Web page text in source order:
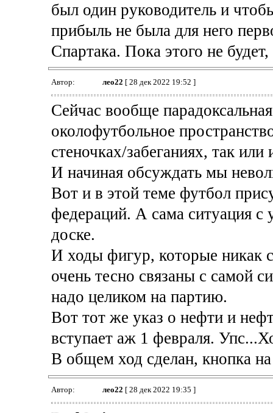
был один руководитель и
прибыль не была для него
Спартака. Пока этого не
Автор: лео22 [ 28 дек 2022 19:52 ]
Сейчас вообще
околофутбольное
стеночках/забеганиях, так
И начиная обсуждать мы
Вот и в этой теме футбол
федераций. А сама ситуация с
доске.
И ходы фигур, которые никак
очень тесно связаны с самой
надо целиком на партию.
Вот тот же указ о нефти и
вступает аж 1 февраля.
В общем ход сделан, кнопка
Автор: лео22 [ 28 дек 2022 19:35 ]